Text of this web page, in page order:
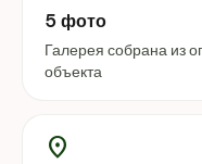
5 фото
Галерея собрана из
объекта
location_on